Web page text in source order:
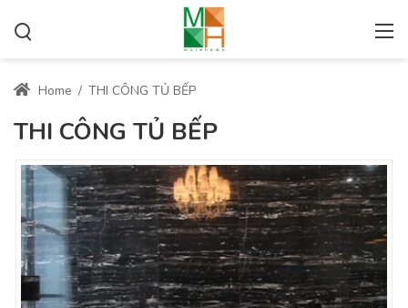
Home / THI CÔNG TỦ BẾP
THI CÔNG TỦ BẾP